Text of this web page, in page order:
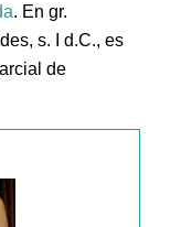
. En gr.
s. I d.C., es
de